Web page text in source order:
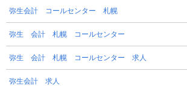
弥生会計 コールセンター 札幌
弥生 会計 札幌 コールセンター
弥生 会計 札幌 コールセンター 求人
弥生会計 求人